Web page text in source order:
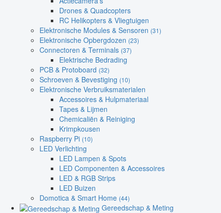
Drones & Quadcopters
RC Helikopters & Vliegtuigen
Elektronische Modules & Sensoren (31)
Elektronische Opbergdozen (23)
Connectoren & Terminals (37)
Elektrische Bedrading
PCB & Protoboard (32)
Schroeven & Bevestiging (10)
Elektronische Verbruiksmaterialen
Accessoires & Hulpmateriaal
Tapes & Lijmen
Chemicaliën & Reiniging
Krimpkousen
Raspberry Pi (10)
LED Verlichting
LED Lampen & Spots
LED Componenten & Accessoires
LED & RGB Strips
LED Buizen
Domotica & Smart Home (44)
Gereedschap & Meting